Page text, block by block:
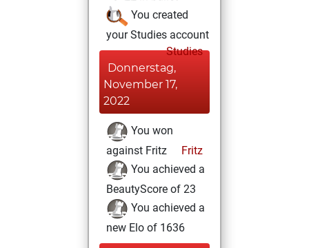
You created
your Studies account
Studies
Donnerstag,
November 17,
2022
You won
against Fritz
Fritz
You achieved a
BeautyScore of 23
You achieved a
new Elo of 1636